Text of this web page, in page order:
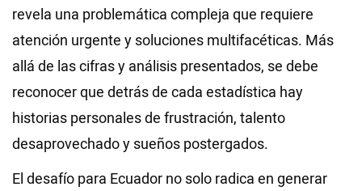
revela una problemática compleja que requiere
atención urgente y soluciones multifacéticas. Más
allá de las cifras y análisis presentados, se debe
reconocer que detrás de cada estadística hay
historias personales de frustración, talento
desaprovechado y sueños postergados.
El desafío para Ecuador no solo radica en generar